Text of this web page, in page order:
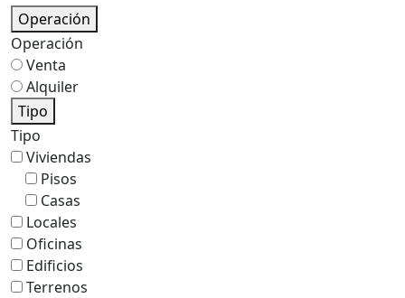
Operación
Operación
Venta
Alquiler
Tipo
Tipo
Viviendas
Pisos
Casas
Locales
Oficinas
Edificios
Terrenos